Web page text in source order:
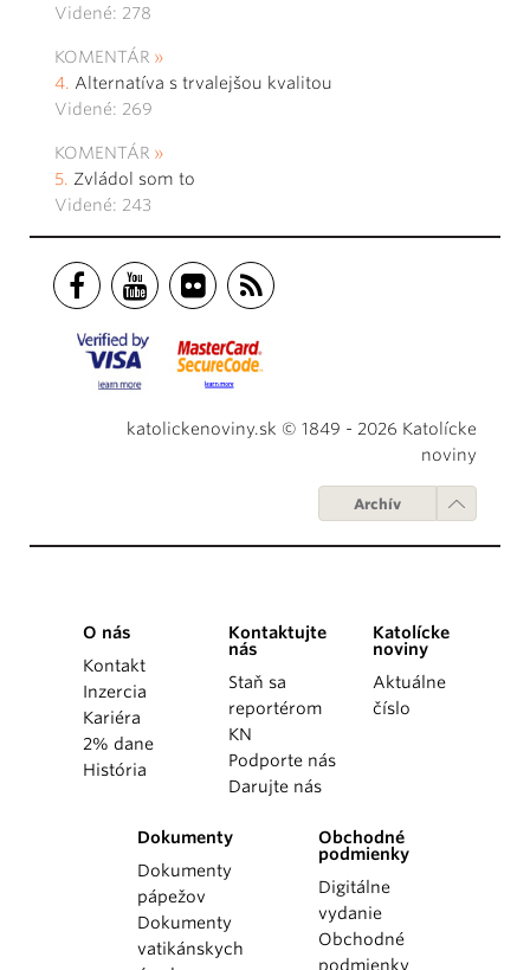
Videné: 278
KOMENTÁR
Alternatíva s trvalejšou kvalitou
Videné: 269
KOMENTÁR
Zvládol som to
Videné: 243
katolickenoviny.sk © 1849 - 2026 Katolícke
noviny
Archív
O nás
Kontakt
Inzercia
Kariéra
2% dane
História
Kontaktujte
nás
Staň sa
reportérom
KN
Podporte nás
Darujte nás
Katolícke
noviny
Aktuálne
číslo
Dokumenty
Dokumenty
pápežov
Dokumenty
vatikánskych
Obchodné
podmienky
Digitálne
vydanie
Obchodné
podmienky